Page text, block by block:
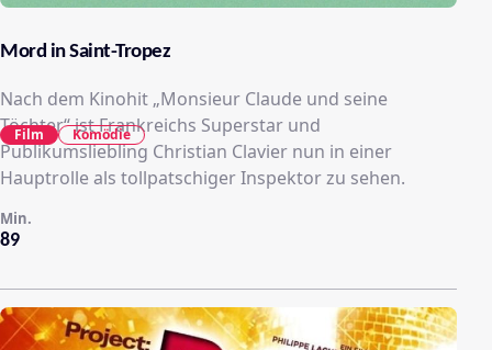
Mord in Saint-Tropez
Nach dem Kinohit „Monsieur Claude und seine
Töchter“ ist Frankreichs Superstar und
Publikumsliebling Christian Clavier nun in einer
Hauptrolle als tollpatschiger Inspektor zu sehen.
89
Min.
Film Komödie